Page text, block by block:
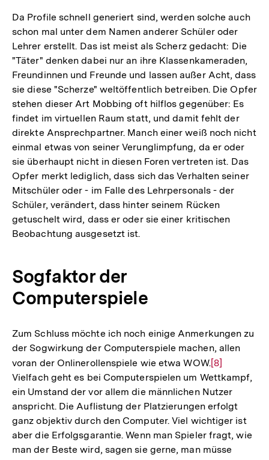
Da Profile schnell generiert sind, werden solche auch
schon mal unter dem Namen anderer Schüler oder
Lehrer erstellt. Das ist meist als Scherz gedacht: Die
"Täter" denken dabei nur an ihre Klassenkameraden,
Freundinnen und Freunde und lassen außer Acht, dass
sie diese "Scherze" weltöffentlich betreiben. Die Opfer
stehen dieser Art Mobbing oft hilflos gegenüber: Es
findet im virtuellen Raum statt, und damit fehlt der
direkte Ansprechpartner. Manch einer weiß noch nicht
einmal etwas von seiner Verunglimpfung, da er oder
sie überhaupt nicht in diesen Foren vertreten ist. Das
Opfer merkt lediglich, dass sich das Verhalten seiner
Mitschüler oder - im Falle des Lehrpersonals - der
Schüler, verändert, dass hinter seinem Rücken
getuschelt wird, dass er oder sie einer kritischen
Beobachtung ausgesetzt ist.
Sogfaktor der
Computerspiele
Zum Schluss möchte ich noch einige Anmerkungen zu
der Sogwirkung der Computerspiele machen, allen
voran der Onlinerollenspiele wie etwa WOW.Zur
Auflösung
der
Fußnote
[8]
Vielfach geht es bei Computerspielen um Wettkampf,
ein Umstand der vor allem die männlichen Nutzer
anspricht. Die Auflistung der Platzierungen erfolgt
ganz objektiv durch den Computer. Viel wichtiger ist
aber die Erfolgsgarantie. Wenn man Spieler fragt, wie
man der Beste wird, sagen sie gerne, man müsse